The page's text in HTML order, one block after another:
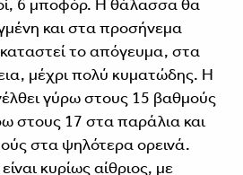
6 μποφόρ. Η θάλασσα θα
και στα προσήνεμα
το απόγευμα, στα
μέχρι πολύ κυματώδης. Η
γύρω στους 15 βαθμούς
στους 17 στα παράλια και
στα ψηλότερα ορεινά.
κυρίως αίθριος, με